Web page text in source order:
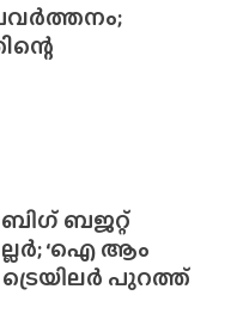
ബജറ്റ്
‘ഐ ആം
ട്രെയിലർ പുറത്ത്